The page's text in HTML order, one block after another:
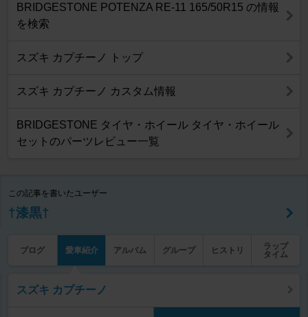
BRIDGESTONE POTENZA RE-11 165/50R15 の情報
を検索
スズキ カプチーノ トップ
スズキ カプチーノ カスタム情報
BRIDGESTONE タイヤ・ホイール タイヤ・ホイール
セットのパーツレビュー一覧
この記事を書いたユーザー
†漆黒†
ブログ 愛車紹介 アルバム グループ ヒストリ
ラップ
タイム
スズキ カプチーノ